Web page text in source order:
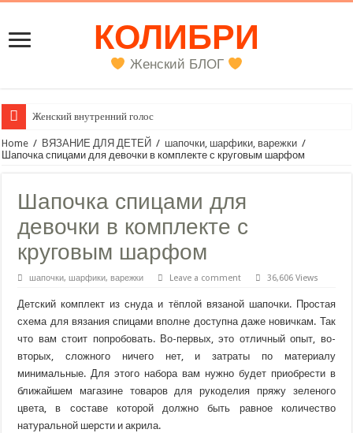
КОЛИБРИ
Женский БЛОГ
Женский внутренний голос
Home / ВЯЗАНИЕ ДЛЯ ДЕТЕЙ / шапочки, шарфики, варежки /
Шапочка спицами для девочки в комплекте с круговым шарфом
Шапочка спицами для
девочки в комплекте с
круговым шарфом
шапочки, шарфики, варежки Leave a comment 36,606 Views
Детский комплект из снуда и тёплой вязаной шапочки. Простая
схема для вязания спицами вполне доступна даже новичкам. Так
что вам стоит попробовать. Во-первых, это отличный опыт, во-
вторых, сложного ничего нет, и затраты по материалу
минимальные. Для этого набора вам нужно будет приобрести в
ближайшем магазине товаров для рукоделия пряжу зеленого
цвета, в составе которой должно быть равное количество
натуральной шерсти и акрила.